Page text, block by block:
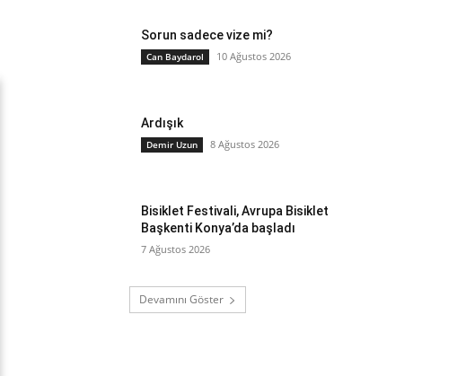
Sorun sadece vize mi?
Can Baydarol 10 Ağustos 2026
Ardışık
Demir Uzun 8 Ağustos 2026
Bisiklet Festivali, Avrupa Bisiklet
Başkenti Konya’da başladı
7 Ağustos 2026
Devamını Göster